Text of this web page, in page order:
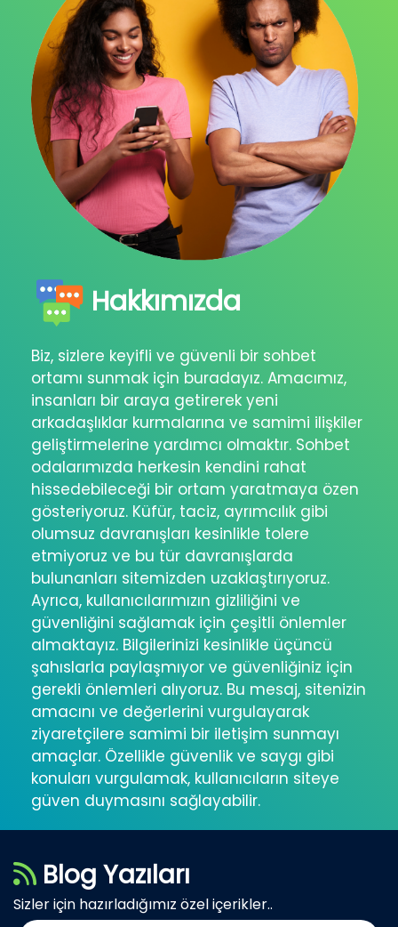
Hakkımızda
Biz, sizlere keyifli ve güvenli bir sohbet
ortamı sunmak için buradayız. Amacımız,
insanları bir araya getirerek yeni
arkadaşlıklar kurmalarına ve samimi ilişkiler
geliştirmelerine yardımcı olmaktır. Sohbet
odalarımızda herkesin kendini rahat
hissedebileceği bir ortam yaratmaya özen
gösteriyoruz. Küfür, taciz, ayrımcılık gibi
olumsuz davranışları kesinlikle tolere
etmiyoruz ve bu tür davranışlarda
bulunanları sitemizden uzaklaştırıyoruz.
Ayrıca, kullanıcılarımızın gizliliğini ve
güvenliğini sağlamak için çeşitli önlemler
almaktayız. Bilgilerinizi kesinlikle üçüncü
şahıslarla paylaşmıyor ve güvenliğiniz için
gerekli önlemleri alıyoruz. Bu mesaj, sitenizin
amacını ve değerlerini vurgulayarak
ziyaretçilere samimi bir iletişim sunmayı
amaçlar. Özellikle güvenlik ve saygı gibi
konuları vurgulamak, kullanıcıların siteye
güven duymasını sağlayabilir.
Blog Yazıları
Sizler için hazırladığımız özel içerikler..